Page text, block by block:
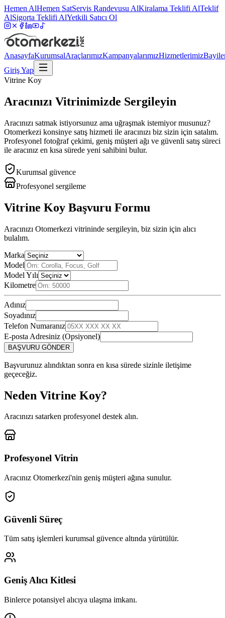
Hemen AlHemen SatServis Randevusu AlKiralama Teklifi AlTeklif
AlSigorta Teklifi AlYetkili Satıcı Ol
AnasayfaKurumsalAraçlarımızKampanyalarımızHizmetlerimiz
Giriş Yap
Vitrine Koy
Aracınızı Vitrinimizde Sergileyin
Aracınızı satmak istiyorsunuz ama uğraşmak istemiyor musunuz?
Otomerkezi konsinye satış hizmeti ile aracınızı biz sizin için satalım.
Profesyonel fotoğraf çekimi, geniş müşteri ağı ve güvenli satış süreci
ile aracınız en kısa sürede yeni sahibini bulur.
Kurumsal güvence
Profesyonel sergileme
Vitrine Koy Başvuru Formu
Aracınızı Otomerkezi vitrininde sergileyin, biz sizin için alıcı
bulalım.
Marka
Model
Model Yılı
Kilometre
Adınız
Soyadınız
Telefon Numaranız
E-posta Adresiniz (Opsiyonel)
BAŞVURU GÖNDER
Başvurunuz alındıktan sonra en kısa sürede sizinle iletişime
geçeceğiz.
Neden Vitrine Koy?
Aracınızı satarken profesyonel destek alın.
Profesyonel Vitrin
Aracınız Otomerkezi'nin geniş müşteri ağına sunulur.
Güvenli Süreç
Tüm satış işlemleri kurumsal güvence altında yürütülür.
Geniş Alıcı Kitlesi
Binlerce potansiyel alıcıya ulaşma imkanı.